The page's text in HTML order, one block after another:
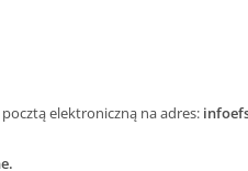
elektroniczną na adres: